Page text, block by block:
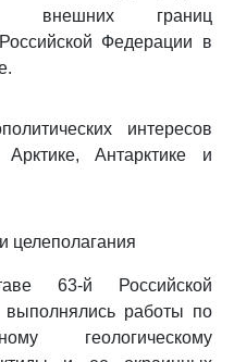
внешних границ
Федерации в
интересов
Антарктике и
целеполагания
63-й Российской
выполнялись работы по
геологическому